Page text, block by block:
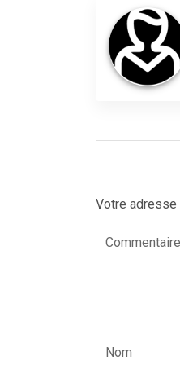
Votre adresse
Commentaire
Nom